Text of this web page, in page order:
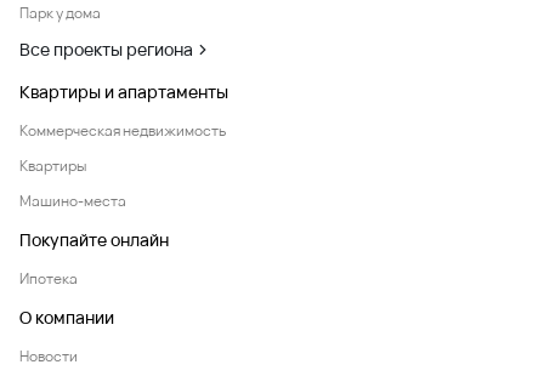
Парк у дома
Все проекты региона
Квартиры и апартаменты
Коммерческая недвижимость
Квартиры
Машино-места
Покупайте онлайн
Ипотека
О компании
Новости